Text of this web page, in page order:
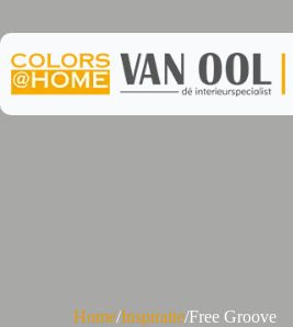
de
inhoud
Home/Inspiratie/Free Groove